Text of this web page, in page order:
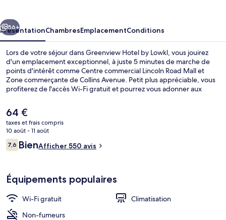
Suivant
56+
PrésentationChambresEmplacementConditions
Lors de votre séjour dans Greenview Hotel by Lowkl, vous jouirez
d'un emplacement exceptionnel, à juste 5 minutes de marche de
points d'intérêt comme Centre commercial Lincoln Road Mall et
Zone commerçante de Collins Avenue. Petit plus appréciable, vous
profiterez de l'accès Wi-Fi gratuit et pourrez vous adonner aux
parachutisme ascensionnel, de la plongée sous-marine et du
snorkeling. Cet hôtel de style Art déco se trouve également à moins
de 10 minutes à pied de Promenade sur la plage de Miami et de
Ocean Drive. Les autres voyageurs ne tarissent pas d'éloges en ce
qui concerne la literie de qualité et le personnel attentionné.
Le
prix
actuel
est
de
64 €
taxes et frais compris
10 août - 11 août
Avis
voyageurs
7,67,6 sur 10
BienAfficher 550 avis
Équipements populaires
Wi-Fi gratuit
Climatisation
Non-fumeurs